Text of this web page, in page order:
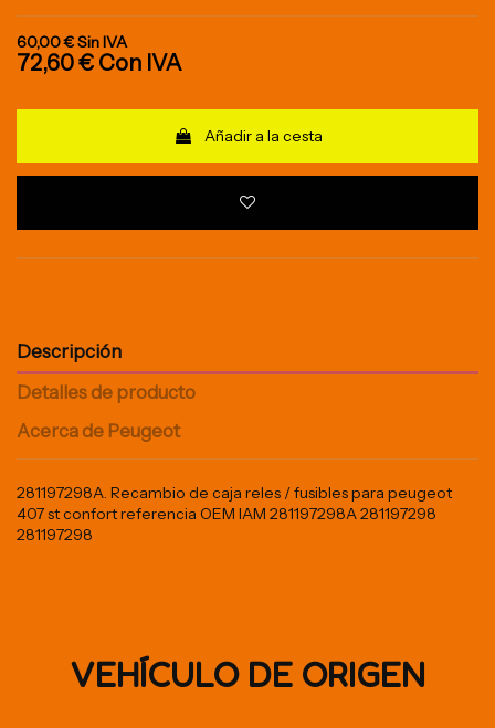
60,00 €Sin IVA
72,60 € Con IVA
Añadir a la cesta
Descripción
Detalles de producto
Acerca de Peugeot
281197298A. Recambio de caja reles / fusibles para peugeot
407 st confort referencia OEM IAM 281197298A 281197298
281197298
VEHÍCULO DE ORIGEN